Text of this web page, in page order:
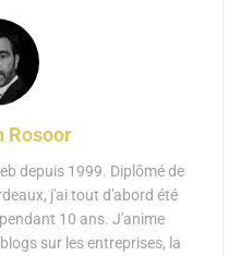
Rosoor
depuis 1999. Diplômé de
j'ai tout d'abord été
10 ans. J'anime
sur les entreprises, la